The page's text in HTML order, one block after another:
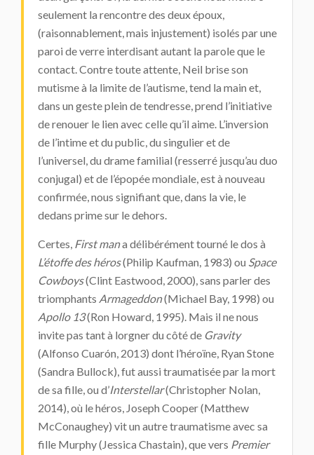
seulement la rencontre des deux époux,
(raisonnablement, mais injustement) isolés par une
paroi de verre interdisant autant la parole que le
contact. Contre toute attente, Neil brise son
mutisme à la limite de l’autisme, tend la main et,
dans un geste plein de tendresse, prend l’initiative
de renouer le lien avec celle qu’il aime. L’inversion
de l’intime et du public, du singulier et de
l’universel, du drame familial (resserré jusqu’au duo
conjugal) et de l’épopée mondiale, est à nouveau
confirmée, nous signifiant que, dans la vie, le
dedans prime sur le dehors.
Certes, First mana délibérément tourné le dos à
L’étoffe des héros(Philip Kaufman, 1983) ou Space
Cowboys(Clint Eastwood, 2000), sans parler des
triomphants Armageddon(Michael Bay, 1998) ou
Apollo 13(Ron Howard, 1995). Mais il ne nous
invite pas tant à lorgner du côté de Gravity
(Alfonso Cuarón, 2013) dont l’héroïne, Ryan Stone
(Sandra Bullock), fut aussi traumatisée par la mort
de sa fille, ou d’Interstellar(Christopher Nolan,
2014), où le héros, Joseph Cooper (Matthew
McConaughey) vit un autre traumatisme avec sa
fille Murphy (Jessica Chastain), que vers Premier